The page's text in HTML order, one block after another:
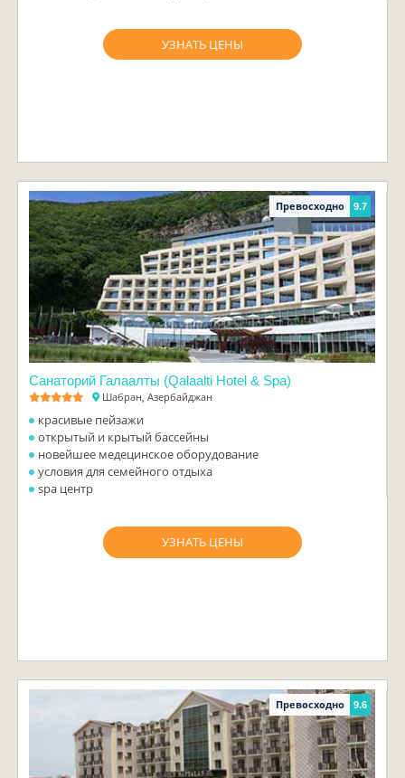
УЗНАТЬ ЦЕНЫ
Превосходно 9.7
Санаторий Галаалты (Qalaalti Hotel & Spa)
Шабран, Азербайджан
красивые пейзажи
открытый и крытый бассейны
новейшее медецинское оборудование
условия для семейного отдыха
spa центр
УЗНАТЬ ЦЕНЫ
Превосходно 9.6